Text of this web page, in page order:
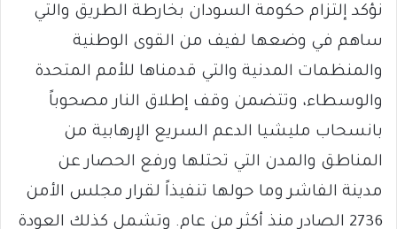
نؤكد إلتزام حكومة السودان بخارطة الطريق والتي
ساهم في وضعها لفيف من القوى الوطنية
والمنظمات المدنية والتي قدمناها للأمم المتحدة
والوسطاء، وتتضمن وقف إطلاق النار مصحوباً
بانسحاب مليشيا الدعم السريع الإرهابية من
المناطق والمدن التي تحتلها ورفع الحصار عن
مدينة الفاشر وما حولها تنفيذاً لقرار مجلس الأمن
2736 الصادر منذ أكثر من عام. وتشمل كذلك العودة